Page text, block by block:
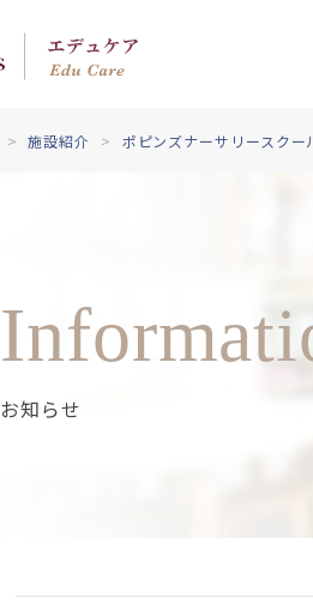
施設紹介 ポピンズナーサリースクー
お知らせ